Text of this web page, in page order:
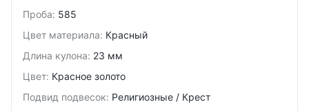
Проба: 585
Цвет материала: Красный
Длина кулона: 23 мм
Цвет: Красное золото
Подвид подвесок: Религиозные / Крест